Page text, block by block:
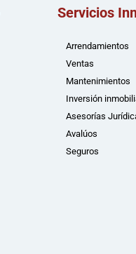
Servicios
Arrendamientos
Ventas
Mantenimientos
Inversión
Asesorías
Avalúos
Seguros